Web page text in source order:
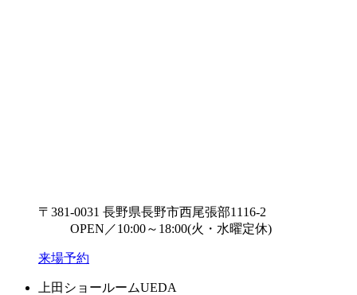
〒381-0031 長野県長野市西尾張部1116-2
OPEN／10:00～18:00(火・水曜定休)
来場予約
上田ショールームUEDA